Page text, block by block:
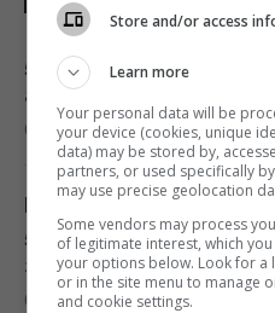
5 пристроїв, якими ви
але забуваєте
04:30 неділя, 09 серпня 2026
На виноградниках у
500 будиночків для
здивував
03:30 неділя, 09 серпня 2026
Store and/or access
Learn more
Your personal data will be
your device (cookies, unique
data) may be stored by,
partners, or used specifically
may use precise geolocation
Some vendors may process
of legitimate interest, which
your options below. Look for a
or in the site menu to manage
and cookie settings.